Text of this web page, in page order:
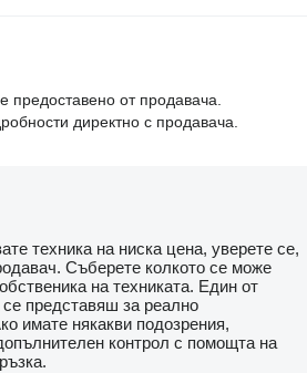
предоставено от продавача.
директно с продавача.
техника на ниска цена, уверете се,
Съберете колкото се може
на техниката. Един от
представяш за реално
имате някакви подозрения,
контрол с помощта на